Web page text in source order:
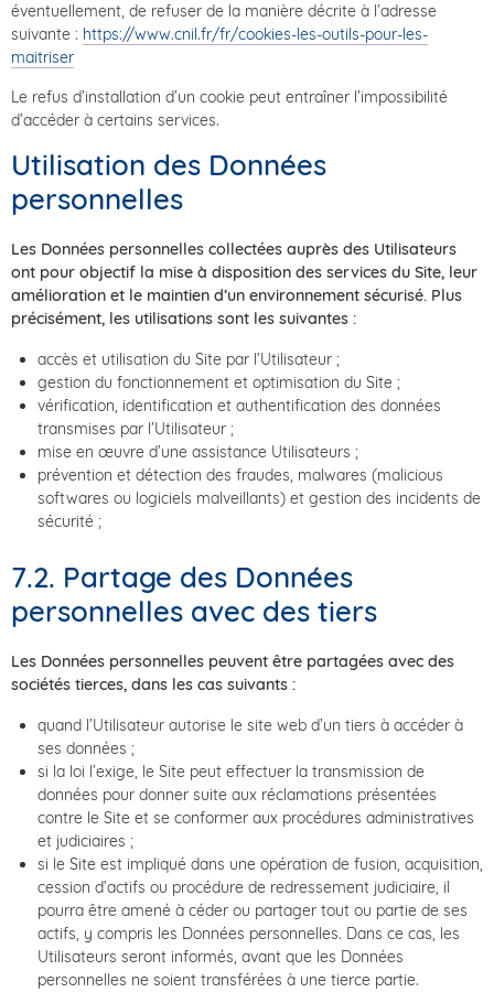
éventuellement, de refuser de la manière décrite à l’adresse
suivante : https://www.cnil.fr/fr/cookies-les-outils-pour-les-
maitriser
Le refus d’installation d’un cookie peut entraîner l’impossibilité
d’accéder à certains services.
Utilisation des Données
personnelles
Les Données personnelles collectées auprès des Utilisateurs
ont pour objectif la mise à disposition des services du Site, leur
amélioration et le maintien d’un environnement sécurisé. Plus
précisément, les utilisations sont les suivantes :
accès et utilisation du Site par l’Utilisateur ;
gestion du fonctionnement et optimisation du Site ;
vérification, identification et authentification des données
transmises par l’Utilisateur ;
mise en œuvre d’une assistance Utilisateurs ;
prévention et détection des fraudes, malwares (malicious
softwares ou logiciels malveillants) et gestion des incidents de
sécurité ;
7.2. Partage des Données
personnelles avec des tiers
Les Données personnelles peuvent être partagées avec des
sociétés tierces, dans les cas suivants :
quand l’Utilisateur autorise le site web d’un tiers à accéder à
ses données ;
si la loi l’exige, le Site peut effectuer la transmission de
données pour donner suite aux réclamations présentées
contre le Site et se conformer aux procédures administratives
et judiciaires ;
si le Site est impliqué dans une opération de fusion, acquisition,
cession d’actifs ou procédure de redressement judiciaire, il
pourra être amené à céder ou partager tout ou partie de ses
actifs, y compris les Données personnelles. Dans ce cas, les
Utilisateurs seront informés, avant que les Données
personnelles ne soient transférées à une tierce partie.